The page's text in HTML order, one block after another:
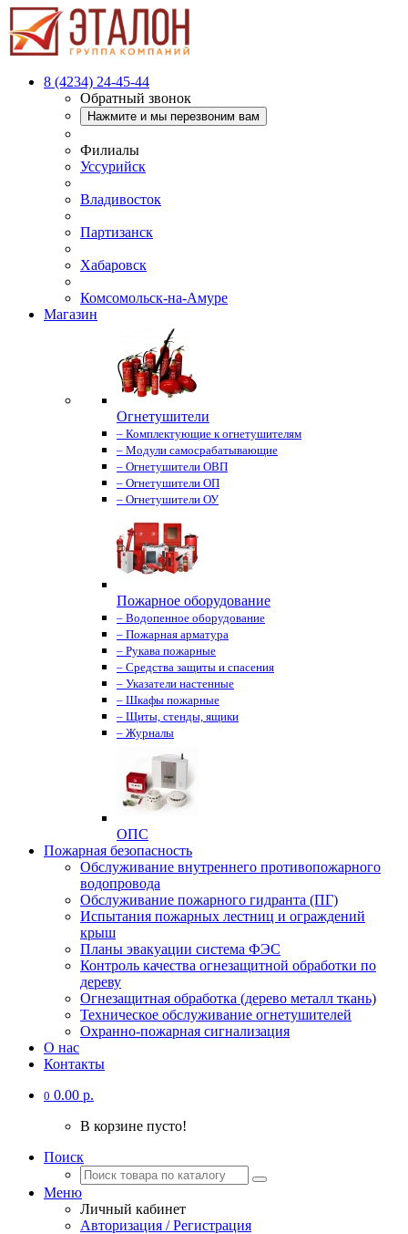
8 (4234) 24-45-44
Обратный звонок
Нажмите и мы перезвоним вам
Филиалы
Уссурийск
Владивосток
Партизанск
Хабаровск
Комсомольск-на-Амуре
Магазин
Огнетушители
– Комплектующие к огнетушителям
– Модули самосрабатывающие
– Огнетушители ОВП
– Огнетушители ОП
– Огнетушители ОУ
Пожарное оборудование
– Водопенное оборудование
– Пожарная арматура
– Рукава пожарные
– Средства защиты и спасения
– Указатели настенные
– Шкафы пожарные
– Щиты, стенды, ящики
– Журналы
ОПС
Пожарная безопасность
Обслуживание внутреннего противопожарного
водопровода
Обслуживание пожарного гидранта (ПГ)
Испытания пожарных лестниц и ограждений
крыш
Планы эвакуации система ФЭС
Контроль качества огнезащитной обработки по
дереву
Огнезащитная обработка (дерево металл ткань)
Техническое обслуживание огнетушителей
Охранно-пожарная сигнализация
О нас
Контакты
0 0.00 р.
В корзине пусто!
Поиск
Меню
Личный кабинет
Авторизация / Регистрация